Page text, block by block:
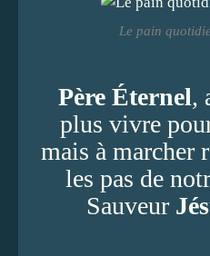
Le pain
Père Éternel,
plus vivre
mais à marcher
les pas de
Sauveur